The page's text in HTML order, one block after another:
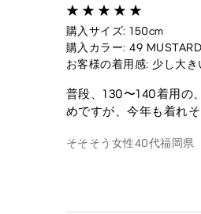
購入サイズ: 150cm
購入カラー: 49 MUSTARD
お客様の着用感: 少し大き
普段、130〜140着用の
めですが、今年も着れ
そそそう 女性40代福岡県